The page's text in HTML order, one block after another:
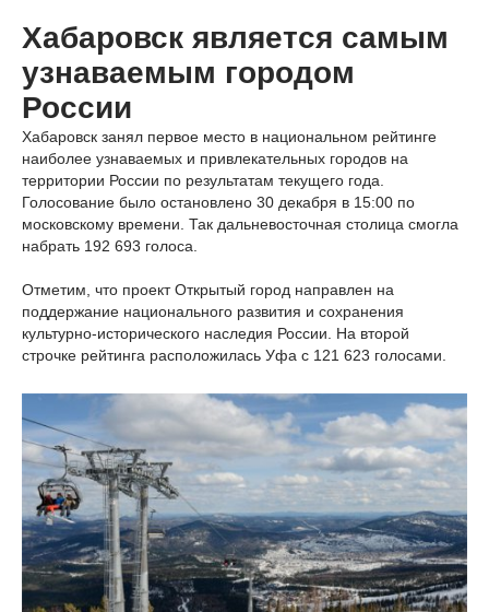
Хабаровск является самым
узнаваемым городом
России
Хабаровск занял первое место в национальном рейтинге
наиболее узнаваемых и привлекательных городов на
территории России по результатам текущего года.
Голосование было остановлено 30 декабря в 15:00 по
московскому времени. Так дальневосточная столица смогла
набрать 192 693 голоса.
Отметим, что проект Открытый город направлен на
поддержание национального развития и сохранения
культурно-исторического наследия России. На второй
строчке рейтинга расположилась Уфа с 121 623 голосами.